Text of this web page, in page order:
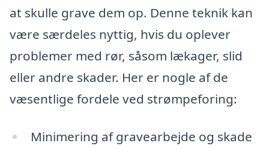
at skulle grave dem op. Denne teknik kan
være særdeles nyttig, hvis du oplever
problemer med rør, såsom lækager, slid
eller andre skader. Her er nogle af de
væsentlige fordele ved strømpeforing:
Minimering af gravearbejde og skade